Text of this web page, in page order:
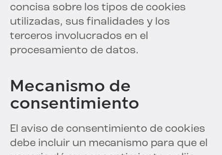
concisa sobre los tipos de cookies
utilizadas, sus finalidades y los
terceros involucrados en el
procesamiento de datos.
Mecanismo de
consentimiento
El aviso de consentimiento de cookies
debe incluir un mecanismo para que el